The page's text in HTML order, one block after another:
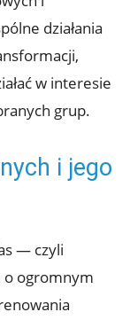
działania
w interesie
grup.
i jego
— czyli
ogromnym